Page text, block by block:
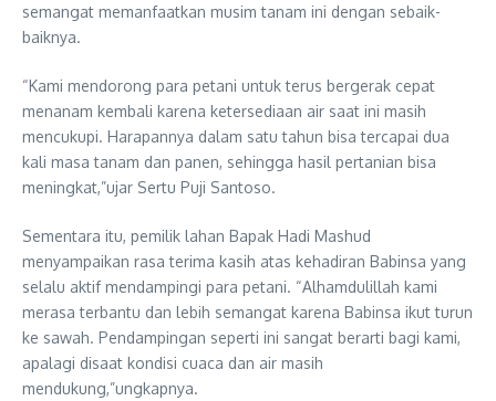
semangat memanfaatkan musim tanam ini dengan sebaik-
baiknya.
“Kami mendorong para petani untuk terus bergerak cepat
menanam kembali karena ketersediaan air saat ini masih
mencukupi. Harapannya dalam satu tahun bisa tercapai dua
kali masa tanam dan panen, sehingga hasil pertanian bisa
meningkat,”ujar Sertu Puji Santoso.
Sementara itu, pemilik lahan Bapak Hadi Mashud
menyampaikan rasa terima kasih atas kehadiran Babinsa yang
selalu aktif mendampingi para petani. “Alhamdulillah kami
merasa terbantu dan lebih semangat karena Babinsa ikut turun
ke sawah. Pendampingan seperti ini sangat berarti bagi kami,
apalagi disaat kondisi cuaca dan air masih
mendukung,”ungkapnya.